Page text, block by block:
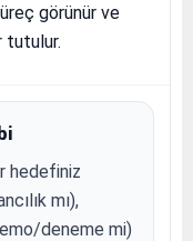
görünür ve
tutulur.
hedefiniz
mı),
deneme mi)